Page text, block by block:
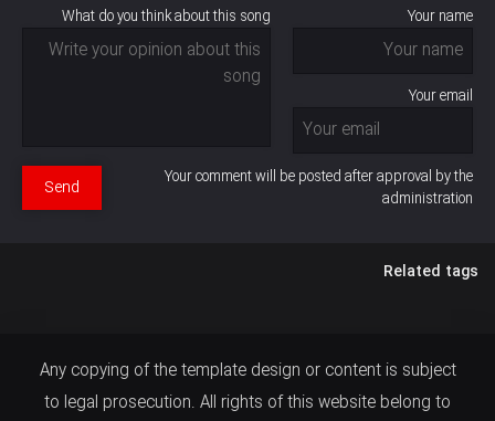
Your name
Your email
What do you think about this song
Your comment will be posted after approval by the
administration
Send
Related tags
Any copying of the template design or content is subject
to legal prosecution. All rights of this website belong to